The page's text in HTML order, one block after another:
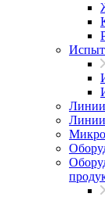
Линии
Линии